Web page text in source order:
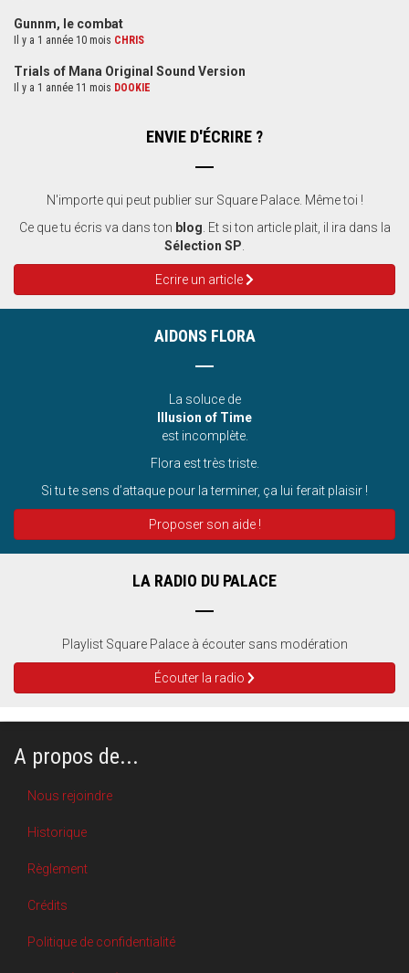
Gunnm, le combat
Il y a 1 année 10 mois CHRIS
Trials of Mana Original Sound Version
Il y a 1 année 11 mois DOOKIE
ENVIE D'ÉCRIRE ?
N'importe qui peut publier sur Square Palace. Même toi !
Ce que tu écris va dans ton blog . Et si ton article plait, il ira dans la
Sélection SP
Ecrire un article
AIDONS FLORA
La soluce de
Illusion of Time
est incomplète.
Flora est très triste.
Si tu te sens d’attaque pour la terminer, ça lui ferait plaisir !
Proposer son aide !
LA RADIO DU PALACE
Playlist Square Palace à écouter sans modération
Écouter la radio
A propos de...
Nous rejoindre
Historique
Règlement
Crédits
Politique de confidentialité